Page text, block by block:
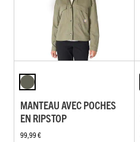
MANTEAU AVEC POCHES
EN RIPSTOP
99,99 €